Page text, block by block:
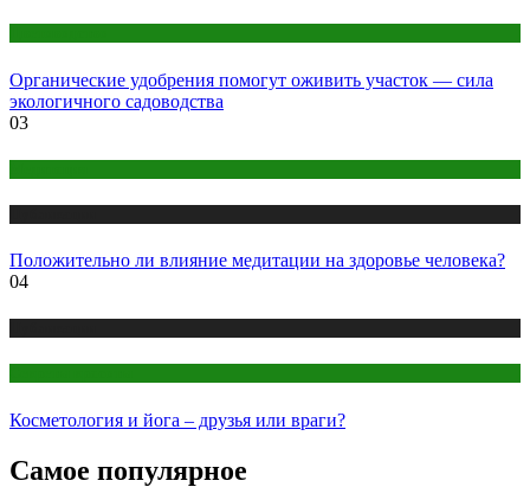
Органические удобрения помогут оживить участок — сила
экологичного садоводства
03
Положительно ли влияние медитации на здоровье человека?
04
Косметология и йога – друзья или враги?
Самое популярное